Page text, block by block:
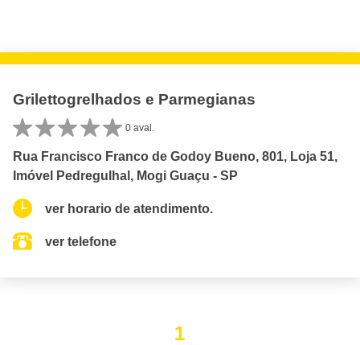
Grilettogrelhados e Parmegianas
0 aval.
Rua Francisco Franco de Godoy Bueno, 801, Loja 51,
Imóvel Pedregulhal, Mogi Guaçu - SP
ver horario de atendimento.
ver telefone
1